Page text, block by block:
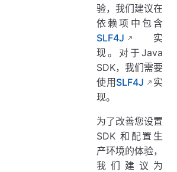
验，我们建议在
依赖项中包含
SLF4J
实
现。对于Java
SDK，我们需要
使用 SLF4J
实
现。
为了改善您设置
SDK 和配置生
产环境的体验，
我们建议为